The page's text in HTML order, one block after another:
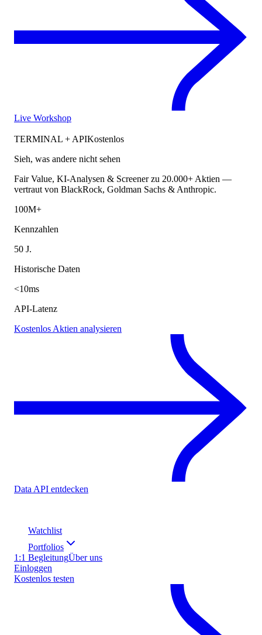
Live Workshop
TERMINAL + APIKostenlos
Sieh, was andere nicht sehen
Fair Value, KI-Analysen & Screener zu 20.000+ Aktien —
vertraut von BlackRock, Goldman Sachs & Anthropic.
100M+
Kennzahlen
50 J.
Historische Daten
<10ms
API-Latenz
Kostenlos Aktien analysieren
Data API entdecken
Watchlist
Portfolios
1:1 BegleitungÜber uns
Einloggen
Kostenlos testen